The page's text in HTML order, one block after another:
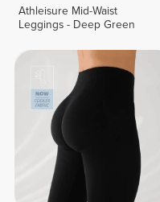
Athleisure Mid-Waist
Leggings - Deep Green